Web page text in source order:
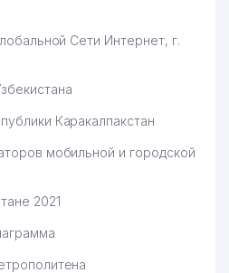
Сети Интернет, г.
Каракалпакстан
мобильной и городской
2021